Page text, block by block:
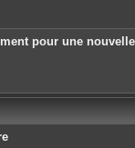
c
e
n
pour une nouvelle